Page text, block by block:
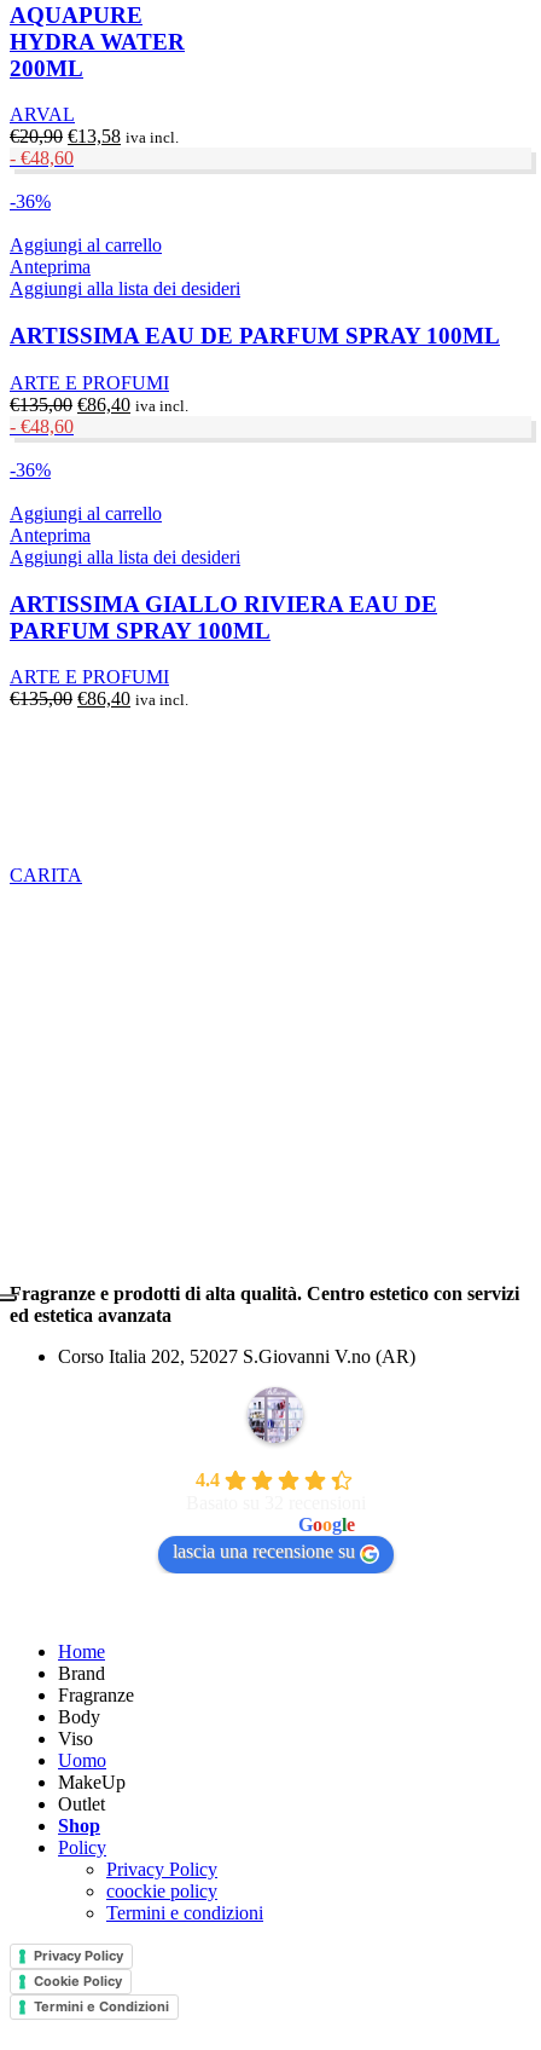
AQUAPURE
HYDRA WATER
200ML
ARVAL
€20,90 Il
prezzo
originale
€13,58Il
attuale
iva incl.
- €48,60
-36%
Aggiungi al carrello
Anteprima
Aggiungi alla lista dei desideri
ARTISSIMA EAU DE PARFUM SPRAY 100ML
ARTE E PROFUMI
€135,00 Il
originale
€86,40Il
attuale
iva incl.
- €48,60
-36%
Aggiungi al carrello
Anteprima
Aggiungi alla lista dei desideri
ARTISSIMA GIALLO RIVIERA EAU DE
PARFUM SPRAY 100ML
ARTE E PROFUMI
€135,00 Il
€86,40Iliva incl.
CARITA
Fragranze e prodotti di alta qualità. Centro estetico con servizi
ed estetica avanzata
Corso Italia 202, 52027 S.Giovanni V.no (AR)
4.4
Google
lascia una recensione su
Home
Brand
Fragranze
Body
Viso
Uomo
MakeUp
Outlet
Shop
Policy
Privacy Policy
coockie policy
Termini e condizioni
Privacy Policy
Cookie Policy
Termini e Condizioni